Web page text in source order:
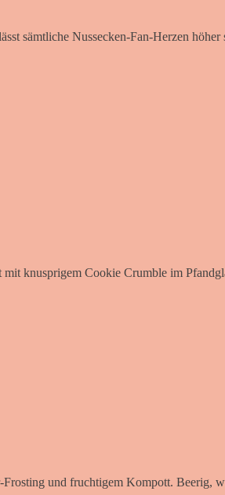
sämtliche Nussecken-Fan-Herzen höher
knusprigem Cookie Crumble im
und fruchtigem Kompott. Beerig,